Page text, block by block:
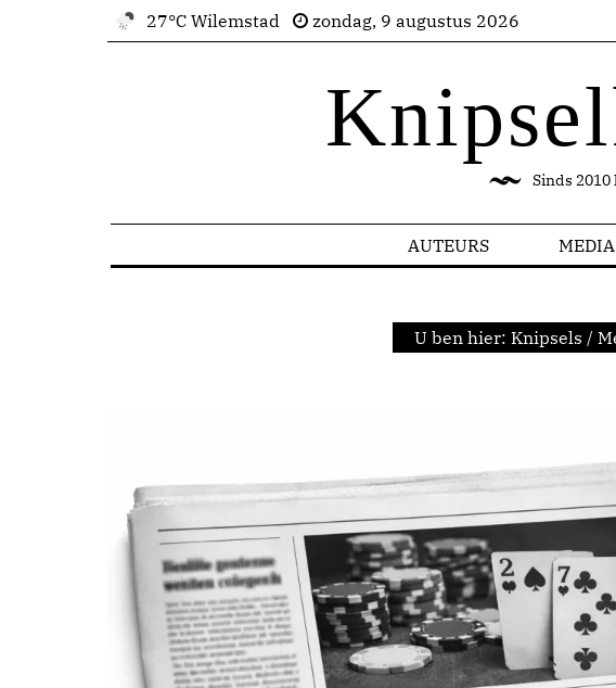
27°C Wilemstad zondag, 9 augustus 2026
Sinds
AUTEURS MEDIA
U ben hier: Knipsels /